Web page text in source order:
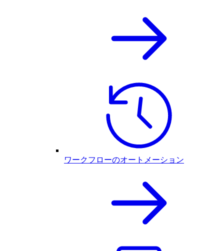
ワークフローのオートメーション